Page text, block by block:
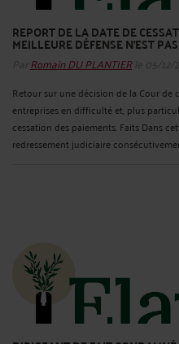
REPORT DE LA DATE DE
MEILLEURE DÉFENSE N’EST
Par Romain DU PLANTIERle 05/12/
Retour sur une décision de la Cour
entreprises en difficulté et, plus
cessation des paiements. Faits Dans
redressement judiciaire